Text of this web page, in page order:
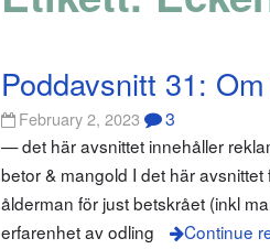
Poddavsnitt 31:
February 2, 2023 3
— det här avsnittet innehåller
betor & mangold I det här
ålderman för just betskrået (inkl
erfarenhet av odling
Continue